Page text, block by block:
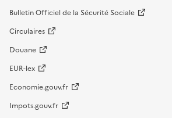
Bulletin Officiel de la Sécurité Sociale
Circulaires
Douane
EUR-lex
Economie.gouv.fr
Impots.gouv.fr